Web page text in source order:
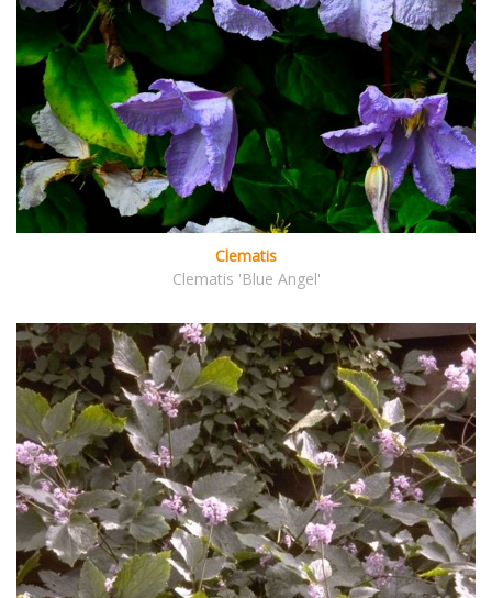
Clematis
Clematis 'Blue Angel'